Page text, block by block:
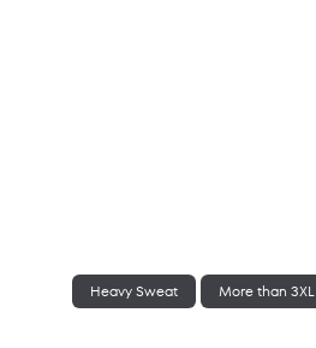
Heavy Sweat More than 3XL